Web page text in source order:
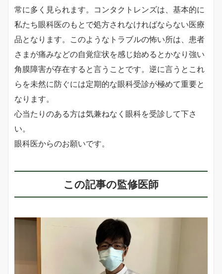
常に多く見られます。コンタクトレンズは、基本的に
私たち眼科医のもとで処方されなければならない医療
品となります。このようなトラブルの怖い所は、患者
さまが痛みなどの自覚症状を感じ始めるとかなり強い
角膜障害が存在すると言うことです。逆に言うとこれ
らを未然に防ぐには定期的な眼科受診が極めて重要と
なります。
心当たりのある方は気兼ねなく眼科を受診して下さ
い。
眼科医からのお願いです。
この記事の監修医師